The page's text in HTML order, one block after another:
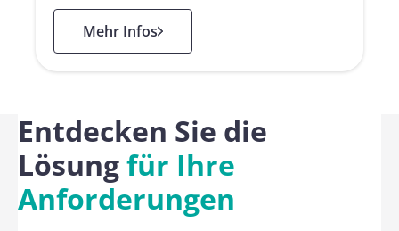
Mehr Infos
: PKI as a Service
Entdecken Sie die
Lösungfür Ihre
Anforderungen